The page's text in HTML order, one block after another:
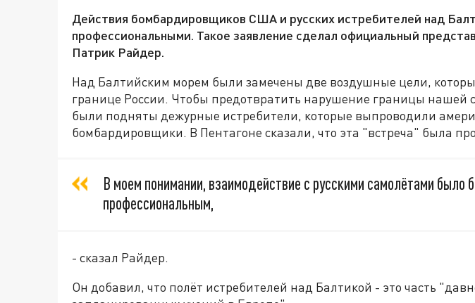
Действия бомбардировщиков США и русских истребителей над
профессиональными. Такое заявление сделал официальный
Патрик Райдер.
Над Балтийским морем были замечены две воздушные цели,
границе России. Чтобы предотвратить нарушение границы нашей
были подняты дежурные истребители, которые выпроводили
бомбардировщики. В Пентагоне сказали, что эта "встреча" была
В моем понимании, взаимодействие с русскими самолётами было
профессиональным,
- сказал Райдер.
Он добавил, что полёт истребителей над Балтикой - это часть